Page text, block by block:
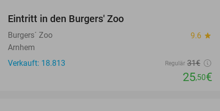
Eintritt in den Burgers' Zoo
Burgers´ Zoo 9.6 star
Arnhem
Verkauft: 18.813
Regulär 31€
25,50€